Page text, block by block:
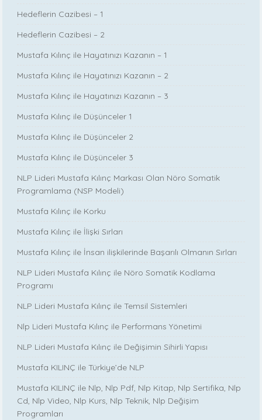
Hedeflerin Cazibesi – 1
Hedeflerin Cazibesi – 2
Mustafa Kılınç ile Hayatınızı Kazanın – 1
Mustafa Kılınç ile Hayatınızı Kazanın – 2
Mustafa Kılınç ile Hayatınızı Kazanın – 3
Mustafa Kılınç ile Düşünceler 1
Mustafa Kılınç ile Düşünceler 2
Mustafa Kılınç ile Düşünceler 3
NLP Lideri Mustafa Kılınç Markası Olan Nöro Somatik
Programlama (NSP Modeli)
Mustafa Kılınç ile Korku
Mustafa Kılınç ile İlişki Sırları
Mustafa Kılınç ile İnsan ilişkilerinde Başarılı Olmanın Sırları
NLP Lideri Mustafa Kılınç ile Nöro Somatik Kodlama
Programı
NLP Lideri Mustafa Kılınç ile Temsil Sistemleri
Nlp Lideri Mustafa Kılınç ile Performans Yönetimi
NLP Lideri Mustafa Kılınç ile Değişimin Sihirli Yapısı
Mustafa KILINÇ ile Türkiye’de NLP
Mustafa KILINÇ ile Nlp, Nlp Pdf, Nlp Kitap, Nlp Sertifika, Nlp
Cd, Nlp Video, Nlp Kurs, Nlp Teknik, Nlp Değişim
Programları